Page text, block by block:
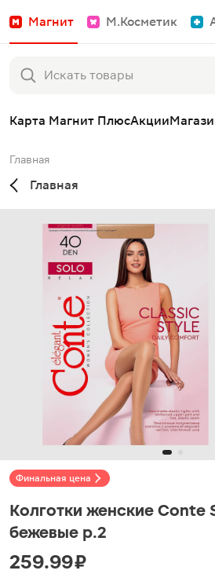
Магнит М.Косметик
Карта Магнит ПлюсАкции
Главная
Главная
Финальная цена
Колготки женские Conte
бежевые р.2
259.99 ₽